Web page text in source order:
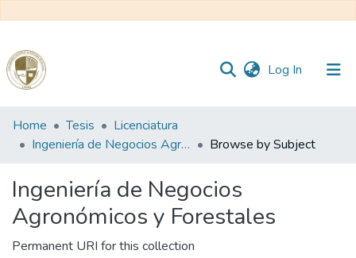
Log In (current)
Communities
&
All of DSpace
Reglamento
Home Tesis
Licenciatura
Ingeniería de Negocios Agronómicos y Forestales
Browse by Subject
Ingeniería de Negocios
Agronómicos y Forestales
Permanent URI for this collection